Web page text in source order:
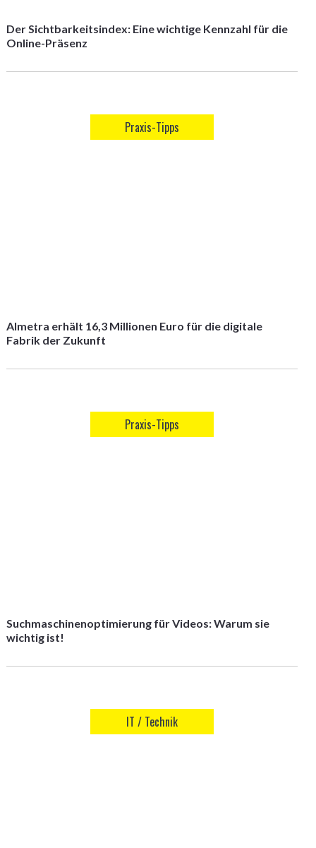
Der Sichtbarkeitsindex: Eine wichtige Kennzahl für die
Online-Präsenz
Praxis-Tipps
Almetra erhält 16,3 Millionen Euro für die digitale
Fabrik der Zukunft
Praxis-Tipps
Suchmaschinenoptimierung für Videos: Warum sie
wichtig ist!
IT / Technik